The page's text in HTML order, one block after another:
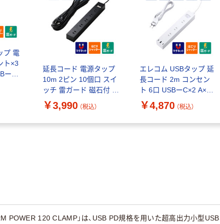
プ 電
ト×3
ー
延長コード 電源タップ
10m 2ピン 10個口 スイ
ッチ 雷ガード 磁石付 黒
ECTー15100BK エレコ
ム 1個
￥3,990 （税込）
エレコム USBタップ 延
長コード 2m コンセン
ト 6口 USBーC×2 A×1
白 ECT-3920WH 1個
￥4,870 （税込）
POWER 120 CLAMP」は、USB PD規格を用いた超高出力小型